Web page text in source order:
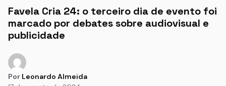
Favela Cria 24: o terceiro dia de evento foi
marcado por debates sobre audiovisual e
publicidade
Por Leonardo Almeida